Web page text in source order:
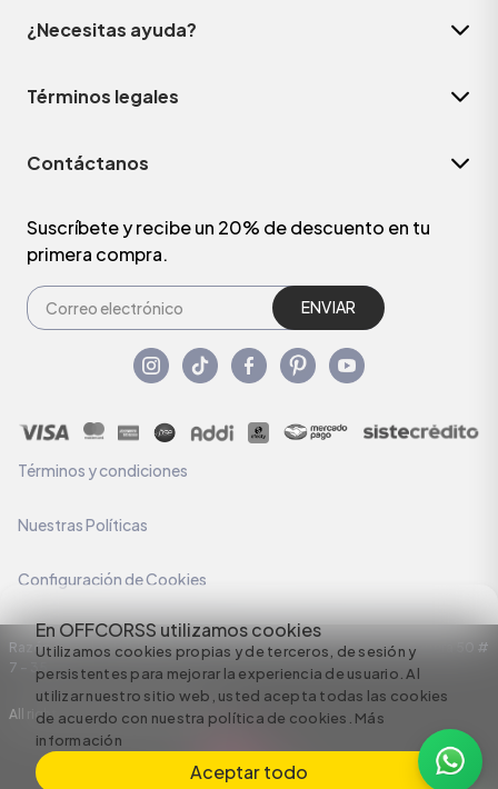
En OFFCORSS utilizamos cookies
Utilizamos cookies propias y de terceros, de sesión y
persistentes para mejorar la experiencia de usuario. Al
utilizar nuestro sitio web, usted acepta todas las cookies
de acuerdo con nuestra política de cookies. Más
información
Aceptar todo
¿Necesitas ayuda?
Términos legales
Contáctanos
Suscríbete y recibe un 20% de descuento en tu
primera compra.
ENVIAR
Términos y condiciones
Nuestras Políticas
Configuración de Cookies
Razón Social: C.I HERMECO S.A. NIT: 890924167-6 Dirección: Carrera 50 #
7 – 35
All rights reserved empowered by